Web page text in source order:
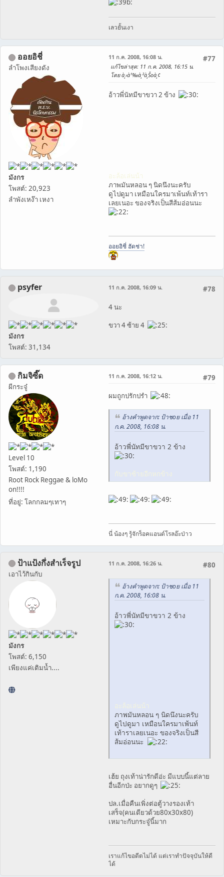
เลวยั้นเงา
ออยอิชี่
ลำโพงเสียงดัง
มังกร
โพสต์: 20,923
ลำพังเหง๊า เหงา
#77
11 ก.ค. 2008, 16:08 น.
แก้ไขล่าสุด: 11 ก.ค. 2008, 16:15 น.
โดย à¸›à¹‰à¸²à¸Šoà¸¢
อ้าวพี่นัทมีขาขวา 2 ข้าง
อะล้อเล่นน้า
ภาพมันหลอน ๆ นิดนึงนะครับ
ดูไปดูมา เหมือนใครมาเพ้นท์เท้ารา
เลยเนอะ ของจริงเป็นสีส้มอ่อนนะ
ออยอิชี่ ฮัดช่า!
psyfer
มังกร
โพสต์: 31,134
#78
11 ก.ค. 2008, 16:09 น.
4 นะ
ขวา 4 ซ้าย 4
กิมจิซี๊ด
ผีกระจู๋
Level 10
โพสต์: 1,190
Root Rock Reggae & loMo
on!!!!
ที่อยู่: โลกกลมๆเทาๆ
#79
11 ก.ค. 2008, 16:12 น.
ผมถูกปรักปรำ
อ้างคำพูดจาก: ป้าชoย เมื่อ 11
ก.ค. 2008, 16:08 น.
อ้าวพี่นัทมีขาขวา 2 ข้าง
กับขาซ้ายอีกหกข้าง
นี่ น้องๆ รู้จักร็อคแอนด์โรลอ๊ะป่าว
ป้าแป้งกึ่งสำเร็จรูป
เอาไว้กินกับ
มังกร
โพสต์: 6,150
เพียงแค่เติมน้ำ....
#80
11 ก.ค. 2008, 16:26 น.
อ้างคำพูดจาก: ป้าชoย เมื่อ 11
ก.ค. 2008, 16:08 น.
อ้าวพี่นัทมีขาขวา 2 ข้าง
อะล้อเล่นน้า
ภาพมันหลอน ๆ นิดนึงนะครับ
ดูไปดูมา เหมือนใครมาเพ้นท์
เท้าราเลยเนอะ ของจริงเป็นสี
ส้มอ่อนนะ
เฮ้ย ถุงเท้าน่ารักดีอ่ะ มีแบบนี้แต่ลาย
อื่นอีกป่ะ อยากดูๆ
ปล.เมื่อคืนเพิ่งต่อตู้วางรองเท้า
เสร็จ(คนเดียวด้วย80x30x80)
เหมาะกับกระจู๋นี้มาก
เราแก้ไขอดีตไม่ได้ แต่เราทำปัจจุบันให้ดี
ได้